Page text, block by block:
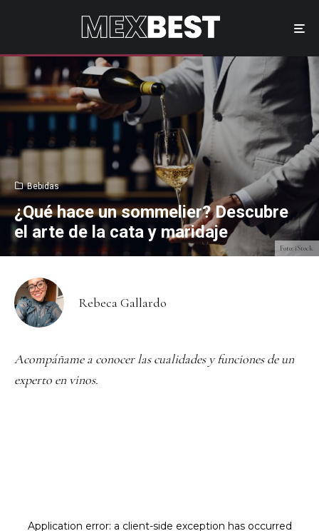
Foto: iStock.
Bebidas
¿Qué hace un sommelier? Descubre
el arte de la cata y maridaje
Rebeca Gallardo
Acompáñame a conocer las cualidades y funciones de un
experto en vinos.